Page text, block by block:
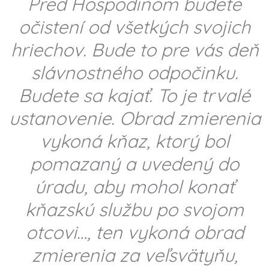
očistení od všetkých svojich
hriechov. Bude to pre vás deň
slávnostného odpočinku.
Budete sa kajať. To je trvalé
ustanovenie. Obrad zmierenia
vykoná kňaz, ktorý bol
pomazaný a uvedený do
úradu, aby mohol konať
kňazskú službu po svojom
otcovi…, ten vykoná obrad
zmierenia za veľsvätyňu,